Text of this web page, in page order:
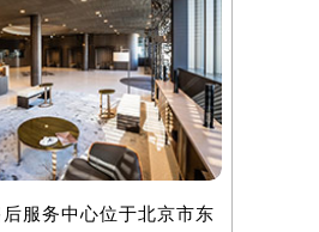
服务中心位于北京市东